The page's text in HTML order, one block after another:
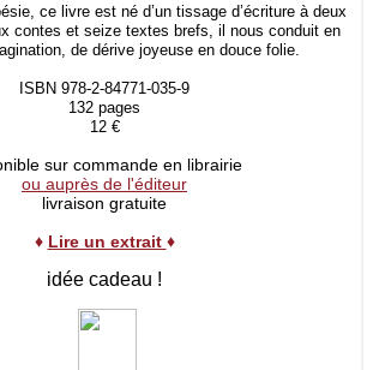
ce livre est né d’un tissage d’écriture à deux
contes et seize textes brefs, il nous conduit en
de dérive joyeuse en douce folie.
ISBN 978-2-84771-035-9
132 pages
12 €
sur commande en librairie
ou auprès de l'éditeur
livraison gratuite
♦ Lire un extrait ♦
idée cadeau !